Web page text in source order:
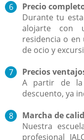
Precio
Durante tu
alojarte con
residencia o en
de ocio y
Precios
A partir de la
descuento, ya
Marcha de
Nuestra
profesional